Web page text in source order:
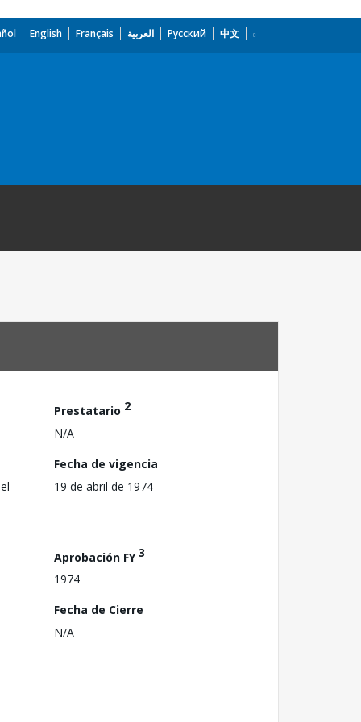
English Français العربية Русский 中文
Prestatario 2
N/A
Fecha de vigencia
19 de abril de 1974
Aprobación FY3
1974
Fecha de Cierre
N/A